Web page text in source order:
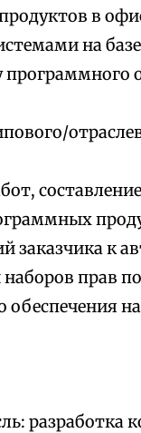
в
на
заказчика к
прав
обеспечения